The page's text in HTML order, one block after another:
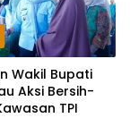
Wakil Bupati
Aksi Bersih-
TPI